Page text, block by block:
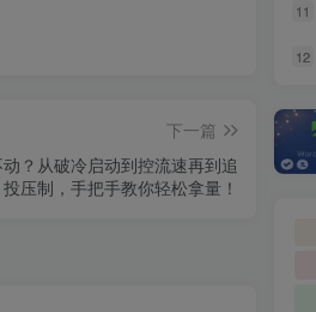
下一篇
？从破冷启动到控流速再到追
投压制，手把手教你轻松拿量！
11
12